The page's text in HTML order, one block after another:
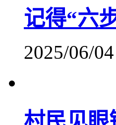
记得“六
2025/06/04